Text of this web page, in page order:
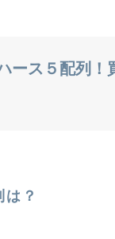
ース５配列！
は？